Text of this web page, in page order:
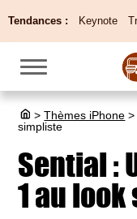
Tendances : Keynote
> Thèmes iPhone >
simpliste
Sential :
1 au